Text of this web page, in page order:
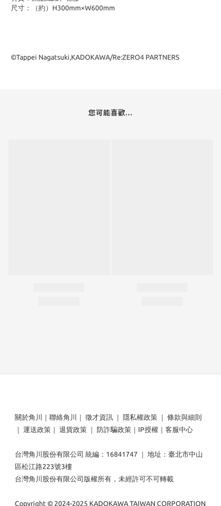
尺寸：（約）H300mm×W600mm
©Tappei Nagatsuki,KADOKAWA/Re:ZERO4 PARTNERS
您可能喜歡...
關於角川 ｜ 聯絡角川 ｜ 徵才資訊 ｜ 隱私權政策 ｜ 條款與細則
｜ 運送政策 ｜ 退貨政策 ｜ 防詐騙政策 ｜ IP授權 ｜ 客服中心
台灣角川股份有限公司 統編：16841747 ｜ 地址：臺北市中山
區松江路223號3樓
台灣角川股份有限公司版權所有，未經許可不可轉載
Copyright © 2024-2025 KADOKAWA TAIWAN CORPORATION